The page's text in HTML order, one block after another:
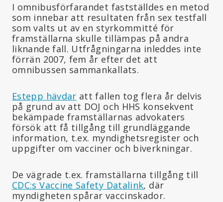
I omnibusförfarandet fastställdes en metod
som innebar att resultaten från sex testfall
som valts ut av en styrkommitté för
framställarna skulle tillämpas på andra
liknande fall. Utfrågningarna inleddes inte
förrän 2007, fem år efter det att
omnibussen sammankallats.
Estepp hävdar att fallen tog flera år delvis
på grund av att DOJ och HHS konsekvent
bekämpade framställarnas advokaters
försök att få tillgång till grundläggande
information, t.ex. myndighetsregister och
uppgifter om vacciner och biverkningar.
De vägrade t.ex. framställarna tillgång till
CDC:s Vaccine Safety Datalink, där
myndigheten spårar vaccinskador.